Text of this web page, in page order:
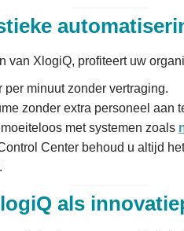
van XlogiQ, profiteert uw
minuut zonder vertraging.
zonder extra personeel aan
met systemen zoals
Center behoud u altijd
als